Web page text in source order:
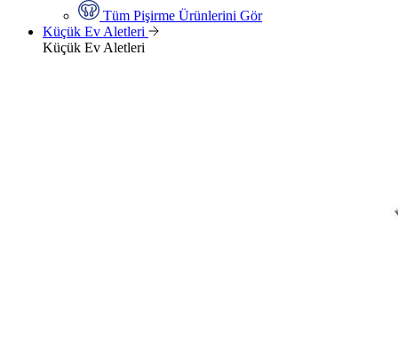
Tüm Pişirme Ürünlerini Gör
Küçük Ev Aletleri
Küçük Ev Aletleri